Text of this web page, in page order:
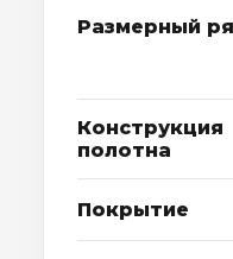
Размерный
Конструкция
полотна
Покрытие